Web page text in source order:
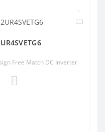
Free Match DC Inverter